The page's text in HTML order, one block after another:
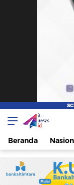
IT-NEWS
Update
Beranda